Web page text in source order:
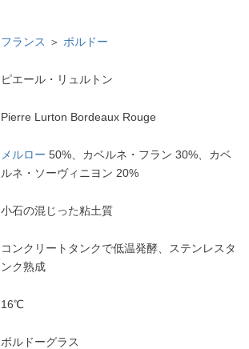
フランス ＞ ボルドー
ピエール・リュルトン
Pierre Lurton Bordeaux Rouge
メルロー 50%、カベルネ・フラン 30%、カベ
ルネ・ソーヴィニヨン 20%
小石の混じった粘土質
コンクリートタンクで低温発酵、ステンレスタ
ンク熟成
16℃
ボルドーグラス